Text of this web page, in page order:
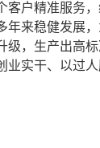
客户精准服务
年来稳健发展
级，生产出高
业实干、以过